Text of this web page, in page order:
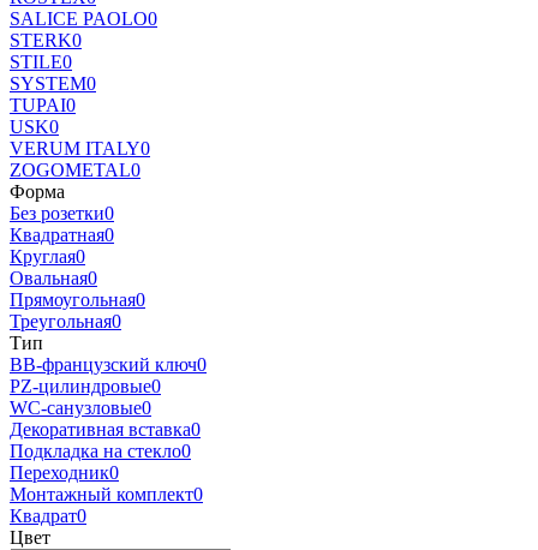
SALICE PAOLO0
STERK0
STILE0
SYSTEM0
TUPAI0
USK0
VERUM ITALY0
ZOGOMETAL0
Форма
Без розетки0
Квадратная0
Круглая0
Овальная0
Прямоугольная0
Треугольная0
Тип
BB-французский ключ0
PZ-цилиндровые0
WC-санузловые0
Декоративная вставка0
Подкладка на стекло0
Переходник0
Монтажный комплект0
Квадрат0
Цвет